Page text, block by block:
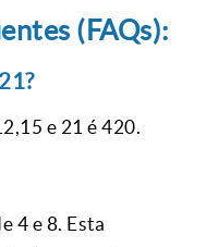
(FAQs):
e 21 é 420.
4 e 8. Esta